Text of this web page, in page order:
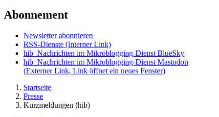
Abonnement
Newsletter abonnieren
RSS-Dienste (Interner Link)
hib_Nachrichten im Mikroblogging-Dienst BlueSky
hib_Nachrichten im Mikroblogging-Dienst Mastodon
(Externer Link, Link öffnet ein neues Fenster)
Startseite
Presse
Kurzmeldungen (hib)